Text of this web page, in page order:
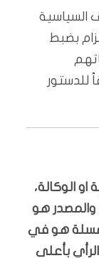
السياسية
بضبط
للدستور
الوكالة،
والمصدر هو
هو في
بأعلى